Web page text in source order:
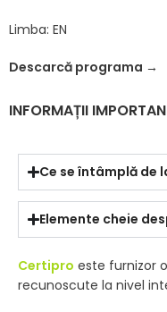
Limba: EN
Descarcă programa →
INFORMAȚII
Ce se întâmplă de
Elemente cheie
Certipro este furnizor
recunoscute la nivel